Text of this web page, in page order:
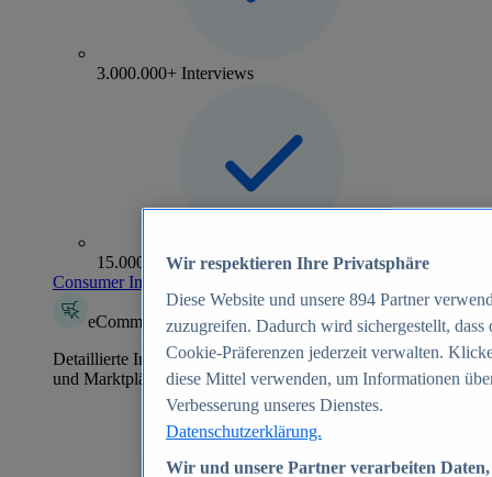
3.000.000+ Interviews
15.000+ Marken
Consumer Insights entdecken
eCommerce Insights
Detaillierte Informationen zu mehr als 39.000 Online-Shops
und Marktplätzen
Wir respektieren Ihre Privatsphäre
Diese Website und unsere 894 Partner
zuzugreifen. Dadurch wird sichergestellt,
Cookie-Präferenzen jederzeit verwalten.
diese Mittel verwenden, um Informationen
Verbesserung unseres Dienstes.
Datenschutzerklärung.
Wir und unsere Partner verarbeiten